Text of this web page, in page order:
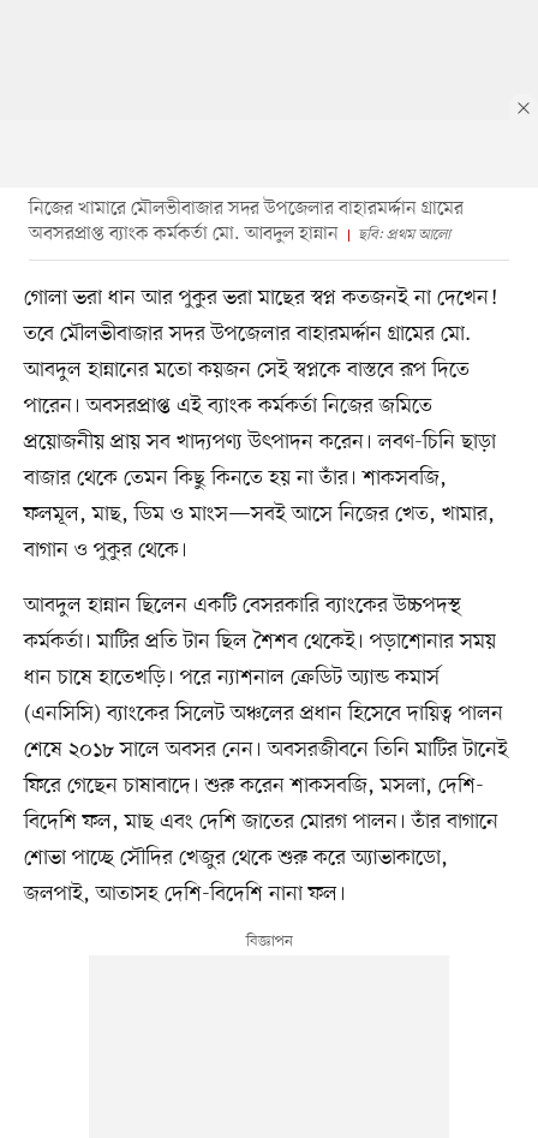
নিজের খামারে মৌলভীবাজার সদর উপজেলার বাহারমর্দ্দান গ্রামের
অবসরপ্রাপ্ত ব্যাংক কর্মকর্তা মো. আবদুল হান্নান
ছবি: প্রথম আলো
গোলা ভরা ধান আর পুকুর ভরা মাছের স্বপ্ন কতজনই না দেখেন!
তবে মৌলভীবাজার সদর উপজেলার বাহারমর্দ্দান গ্রামের মো.
আবদুল হান্নানের মতো কয়জন সেই স্বপ্নকে বাস্তবে রূপ দিতে
পারেন। অবসরপ্রাপ্ত এই ব্যাংক কর্মকর্তা নিজের জমিতে
প্রয়োজনীয় প্রায় সব খাদ্যপণ্য উৎপাদন করেন। লবণ-চিনি ছাড়া
বাজার থেকে তেমন কিছু কিনতে হয় না তাঁর। শাকসবজি,
ফলমূল, মাছ, ডিম ও মাংস—সবই আসে নিজের খেত, খামার,
বাগান ও পুকুর থেকে।
আবদুল হান্নান ছিলেন একটি বেসরকারি ব্যাংকের উচ্চপদস্থ
কর্মকর্তা। মাটির প্রতি টান ছিল শৈশব থেকেই। পড়াশোনার সময়
ধান চাষে হাতেখড়ি। পরে ন্যাশনাল ক্রেডিট অ্যান্ড কমার্স
(এনসিসি) ব্যাংকের সিলেট অঞ্চলের প্রধান হিসেবে দায়িত্ব পালন
শেষে ২০১৮ সালে অবসর নেন। অবসরজীবনে তিনি মাটির টানেই
ফিরে গেছেন চাষাবাদে। শুরু করেন শাকসবজি, মসলা, দেশি-
বিদেশি ফল, মাছ এবং দেশি জাতের মোরগ পালন। তাঁর বাগানে
শোভা পাচ্ছে সৌদির খেজুর থেকে শুরু করে অ্যাভাকাডো,
জলপাই, আতাসহ দেশি-বিদেশি নানা ফল।